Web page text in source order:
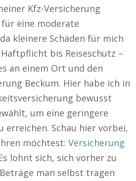
Kfz-Versicherung
eine moderate
kleinere Schäden für mich
bis Reiseschutz –
an einem Ort und den
Beckum. Hier habe ich in
bewusst
um eine geringere
erreichen. Schau hier vorbei,
möchtest: Versicherung
lohnt sich, sich vorher zu
man selbst tragen